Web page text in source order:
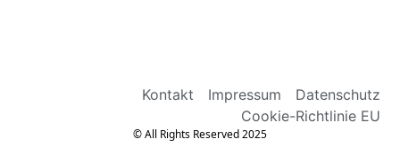
Kontakt Impressum
Datenschutz
Cookie-Richtlinie EU
© All Rights Reserved 2025